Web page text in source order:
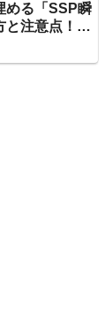
る「SSP瞬
注意点！